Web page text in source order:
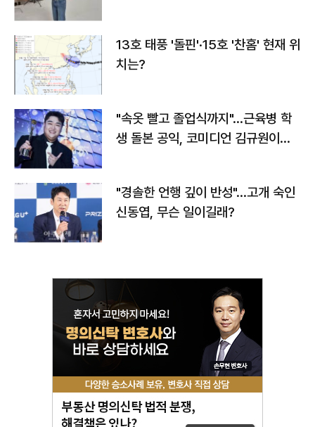
13호 태풍 '돌핀'·15호 '찬홈' 현재 위
치는?
"속옷 빨고 졸업식까지"…근육병 학
생 돌본 공익, 코미디언 김규원이었
"경솔한 언행 깊이 반성"…고개 숙인
신동엽, 무슨 일이길래?